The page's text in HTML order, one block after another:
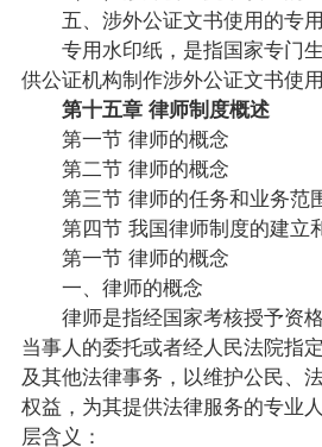
五、涉外公证文书使用的专
专用水印纸，是指国家专门生
供公证机构制作涉外公证文书使
第十五章 律师制度概述
第一节 律师的概念
第二节 律师的概念
第三节 律师的任务和业务范
第四节 我国律师制度的建立
第一节 律师的概念
一、律师的概念
律师是指经国家考核授予资
当事人的委托或者经人民法院指
及其他法律事务，以维护公民、
权益，为其提供法律服务的专业
层含义：